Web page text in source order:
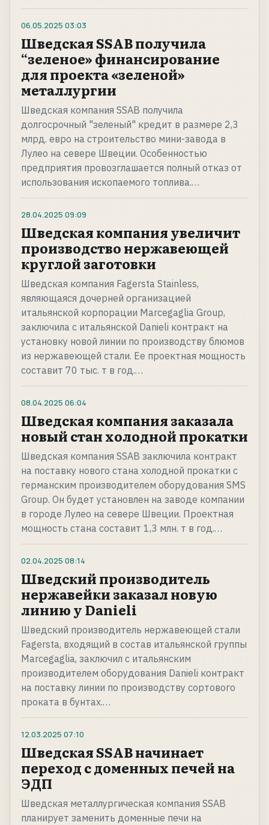
06.05.2025 03:03
Шведская SSAB получила
“зеленое» финансирование
для проекта «зеленой»
металлургии
Шведская компания SSAB получила
долгосрочный "зеленый" кредит в размере 2,3
млрд. евро на строительство мини-завода в
Лулео на севере Швеции. Особенностью
предприятия провозглашается полный отказ от
использования ископаемого топлива.…
28.04.2025 09:09
Шведская компания увеличит
производство нержавеющей
круглой заготовки
Шведская компания Fagersta Stainless,
являющаяся дочерней организацией
итальянской корпорации Marcegaglia Group,
заключила с итальянской Danieli контракт на
установку новой линии по производству блюмов
из нержавеющей стали. Ее проектная мощность
составит 70 тыс. т в год.…
08.04.2025 06:04
Шведская компания заказала
новый стан холодной прокатки
Шведская компания SSAB заключила контракт
на поставку нового стана холодной прокатки с
германским производителем оборудования SMS
Group. Он будет установлен на заводе компании
в городе Лулео на севере Швеции. Проектная
мощность стана составит 1,3 млн. т в год.…
02.04.2025 08:14
Шведский производитель
нержавейки заказал новую
линию у Danieli
Шведский производитель нержавеющей стали
Fagersta, входящий в состав итальянской группы
Marcegaglia, заключил с итальянским
производителем оборудования Danieli контракт
на поставку линии по производству сортового
проката в бунтах.…
12.03.2025 07:10
Шведская SSAB начинает
переход с доменных печей на
ЭДП
Шведская металлургическая компания SSAB
планирует заменить доменные печи на